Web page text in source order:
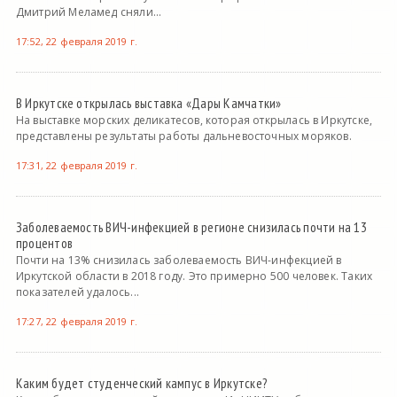
Дмитрий Меламед сняли...
17:52, 22 февраля 2019 г.
В Иркутске открылась выставка «Дары Камчатки»
На выставке морских деликатесов, которая открылась в Иркутске,
представлены результаты работы дальневосточных моряков.
17:31, 22 февраля 2019 г.
Заболеваемость ВИЧ-инфекцией в регионе снизилась почти на 13
процентов
Почти на 13% снизилась заболеваемость ВИЧ-инфекцией в
Иркутской области в 2018 году. Это примерно 500 человек. Таких
показателей удалось...
17:27, 22 февраля 2019 г.
Каким будет студенческий кампус в Иркутске?